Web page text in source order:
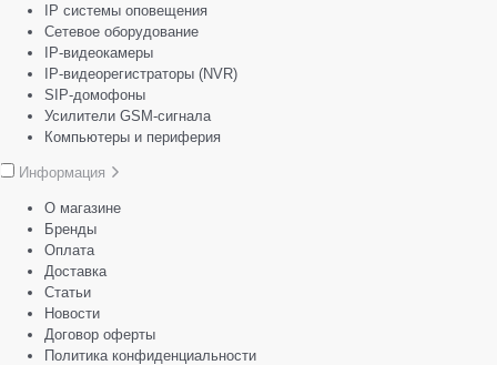
IP системы оповещения
Сетевое оборудование
IP-видеокамеры
IP-видеорегистраторы (NVR)
SIP-домофоны
Усилители GSM-сигнала
Компьютеры и периферия
Информация
О магазине
Бренды
Оплата
Доставка
Статьи
Новости
Договор оферты
Политика конфиденциальности